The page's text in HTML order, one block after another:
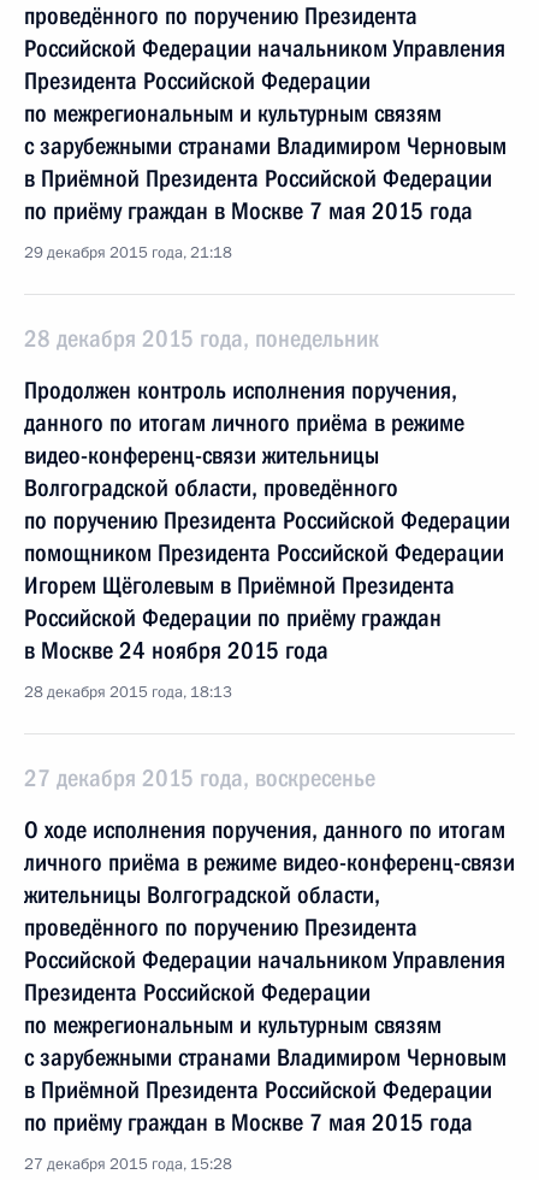
проведённого по поручению Президента
Российской Федерации начальником Управления
Президента Российской Федерации
по межрегиональным и культурным связям
с зарубежными странами Владимиром Черновым
в Приёмной Президента Российской Федерации
по приёму граждан в Москве 7 мая 2015 года
29 декабря 2015 года, 21:18
28 декабря 2015 года, понедельник
Продолжен контроль исполнения поручения,
данного по итогам личного приёма в режиме
видео-конференц-связи жительницы
Волгоградской области, проведённого
по поручению Президента Российской Федерации
помощником Президента Российской Федерации
Игорем Щёголевым в Приёмной Президента
Российской Федерации по приёму граждан
в Москве 24 ноября 2015 года
28 декабря 2015 года, 18:13
27 декабря 2015 года, воскресенье
О ходе исполнения поручения, данного по итогам
личного приёма в режиме видео-конференц-связи
жительницы Волгоградской области,
проведённого по поручению Президента
Российской Федерации начальником Управления
Президента Российской Федерации
по межрегиональным и культурным связям
с зарубежными странами Владимиром Черновым
в Приёмной Президента Российской Федерации
по приёму граждан в Москве 7 мая 2015 года
27 декабря 2015 года, 15:28